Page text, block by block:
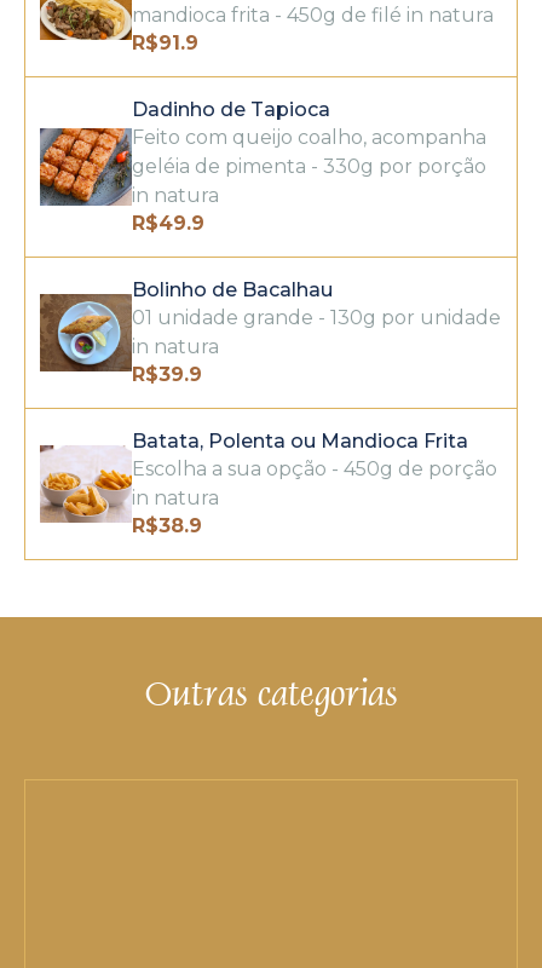
mandioca frita - 450g de filé in natura
R$91.9
Dadinho de Tapioca
Feito com queijo coalho, acompanha
geléia de pimenta - 330g por porção
in natura
R$49.9
Bolinho de Bacalhau
01 unidade grande - 130g por unidade
in natura
R$39.9
Batata, Polenta ou Mandioca Frita
Escolha a sua opção - 450g de porção
in natura
R$38.9
Outras categorias